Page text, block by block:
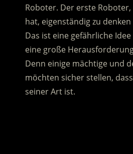
Roboter. Der erste
hat, eigenständig zu
Das ist eine gefährliche
eine große
Denn einige mächtige und
möchten sicher stellen,
seiner Art ist.